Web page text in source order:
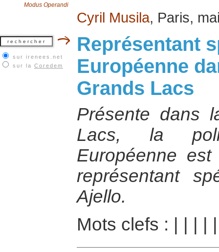
Modus Operandi
sur irenees.net
sur la Coredem
Cyril Musila, Paris,
Représentant
Européenne
Grands Lacs
Présente dans
Lacs, la
Européenne
représentant
Ajello.
Mots clefs :